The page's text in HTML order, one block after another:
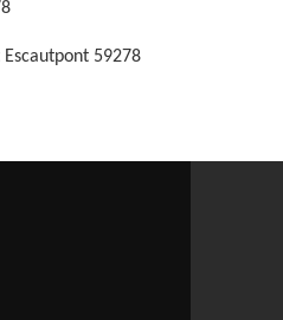
59278